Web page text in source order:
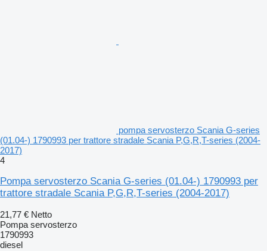
pompa servosterzo Scania G-series
(01.04-) 1790993 per trattore stradale Scania P,G,R,T-series (2004-
2017)
4
Pompa servosterzo Scania G-series (01.04-) 1790993 per
trattore stradale Scania P,G,R,T-series (2004-2017)
21,77 € Netto
Pompa servosterzo
1790993
diesel